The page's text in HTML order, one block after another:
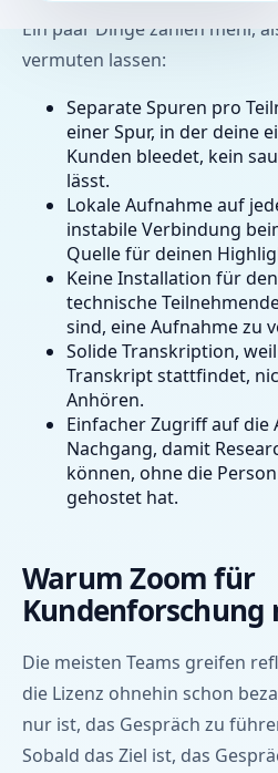
Ein paar Dinge zählen mehr,
vermuten lassen:
Separate Spuren pro
einer Spur, in der deine
Kunden bleedet, kein
lässt.
Lokale Aufnahme auf
instabile Verbindung
Quelle für deinen
Keine Installation für
technische
sind, eine Aufnahme zu
Solide Transkription,
Transkript stattfindet,
Anhören.
Einfacher Zugriff auf die
Nachgang, damit
können, ohne die
gehostet hat.
Warum Zoom für
Kundenforschung
Die meisten Teams greifen
die Lizenz ohnehin schon
nur ist, das Gespräch zu
Sobald das Ziel ist, das